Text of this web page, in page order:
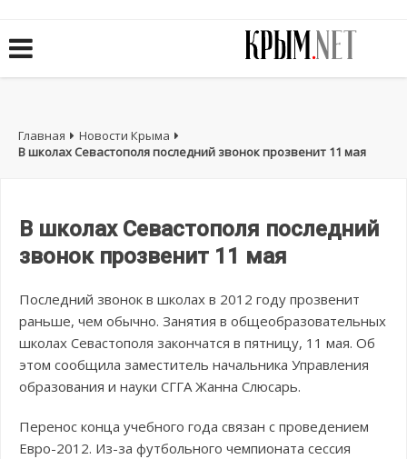
Главная
Новости Крыма
В школах Севастополя последний звонок прозвенит 11 мая
В школах Севастополя последний
звонок прозвенит 11 мая
Последний звонок в школах в 2012 году прозвенит
раньше, чем обычно. Занятия в общеобразовательных
школах Севастополя закончатся в пятницу, 11 мая. Об
этом сообщила заместитель начальника Управления
образования и науки СГГА Жанна Слюсарь.
Перенос конца учебного года связан с проведением
Евро-2012. Из-за футбольного чемпионата сессия